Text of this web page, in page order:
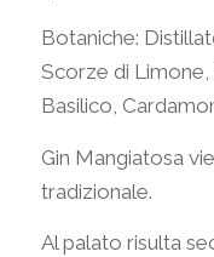
Botaniche:
Scorze di
Basilico,
Gin Mangiatosa
tradizionale.
Al palato risulta